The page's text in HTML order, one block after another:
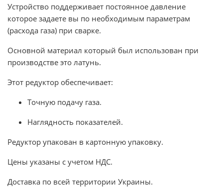
Устройство поддерживает постоянное давление
которое задаете вы по необходимым параметрам
(расхода газа) при сварке.
Основной материал который был использован при
производстве это латунь.
Этот редуктор обеспечивает:
Точную подачу газа.
Наглядность показателей.
Редуктор упакован в картонную упаковку.
Цены указаны с учетом НДС.
Доставка по всей территории Украины.